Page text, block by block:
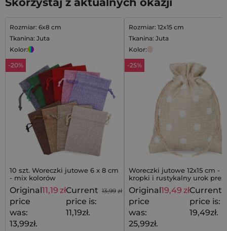
Rozmiar: 6x8 cm
Tkanina: Juta
Kolor:
-20%
10 szt. Woreczki jutowe 6 x 8 cm
- mix kolorów
13,99 zł
Original
price
was:
13,99zł.
11,19 złCurrent
price is:
11,19zł.
Rozmiar: 12x15 cm
Tkanina: Juta
Kolor:
-25%
Woreczki jutowe 12x15 cm -
kropki i rustykalny urok
Original
price
was:
25,99zł.
19,49 złCurrent
price is:
19,49zł.